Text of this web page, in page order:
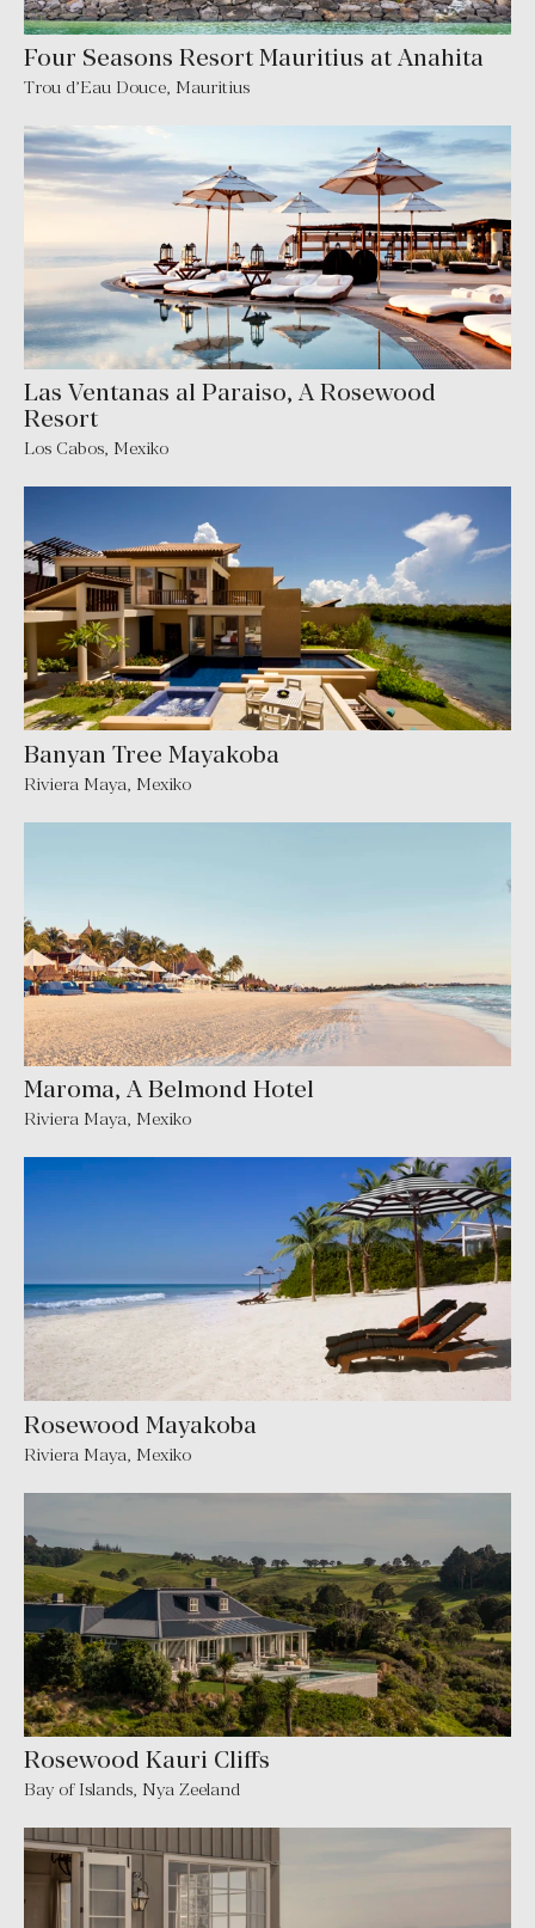
Four Seasons Resort Mauritius at Anahita
Trou d’Eau Douce, Mauritius
Las Ventanas al Paraiso, A Rosewood
Resort
Los Cabos, Mexiko
Banyan Tree Mayakoba
Riviera Maya, Mexiko
Maroma, A Belmond Hotel
Riviera Maya, Mexiko
Rosewood Mayakoba
Riviera Maya, Mexiko
Rosewood Kauri Cliffs
Bay of Islands, Nya Zeeland